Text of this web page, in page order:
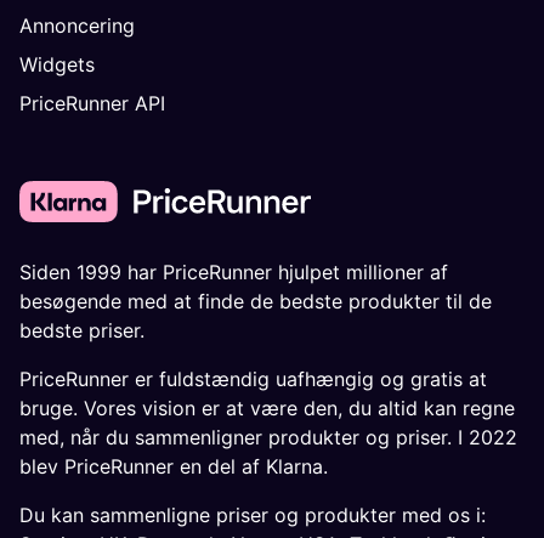
Annoncering
Widgets
PriceRunner API
Siden 1999 har PriceRunner hjulpet millioner af
besøgende med at finde de bedste produkter til de
bedste priser.
PriceRunner er fuldstændig uafhængig og gratis at
bruge. Vores vision er at være den, du altid kan regne
med, når du sammenligner produkter og priser. I 2022
blev PriceRunner en del af Klarna.
Du kan sammenligne priser og produkter med os i: